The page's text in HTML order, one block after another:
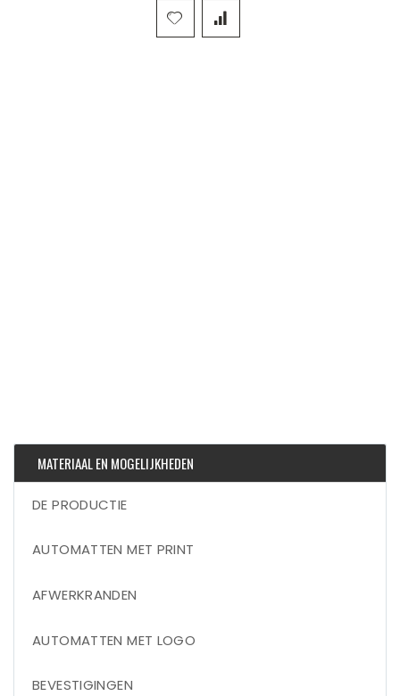
MATERIAAL EN MOGELIJKHEDEN
DE PRODUCTIE
AUTOMATTEN MET PRINT
AFWERKRANDEN
AUTOMATTEN MET LOGO
BEVESTIGINGEN